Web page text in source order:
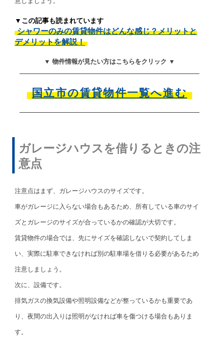
▼この記事も読まれています
シャワーのみの賃貸物件はどんな感じ？メリットと
デメリットを解説！
▼ 物件情報が見たい方はこちらをクリック ▼
国立市の賃貸物件一覧へ進む
ガレージハウスを借りるときの注
意点
注意点はまず、ガレージハウスのサイズです。
車がガレージに入らない場合もあるため、所有している車のサイ
ズとガレージのサイズが合っているかの確認が大切です。
賃貸物件の場合では、先にサイズを確認しないで契約してしま
い、実際に駐車できなければ別の駐車場を借りる必要があるため
注意しましょう。
次に、設備です。
排気ガスの換気設備や照明設備などが整っているかも重要であ
り、夜間の出入りは照明がなければ車を傷つける場合もありま
す。